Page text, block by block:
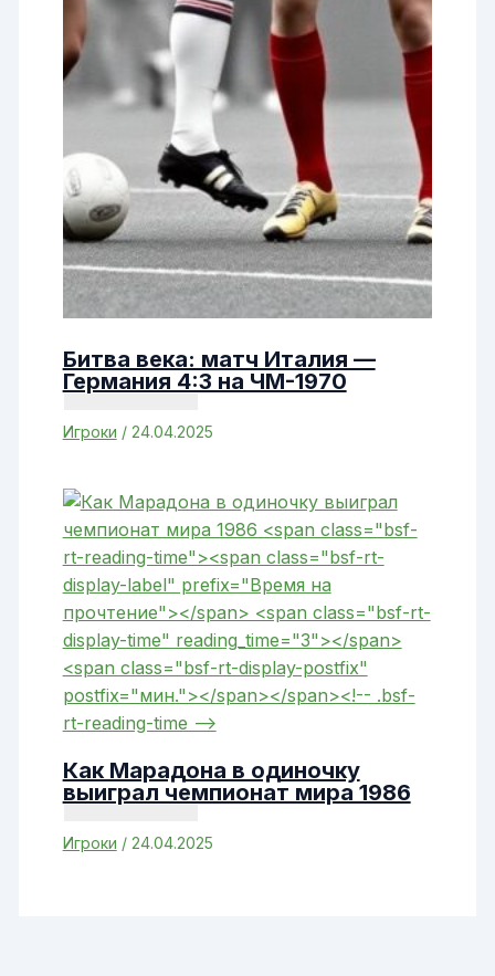
Битва века: матч Италия —
Германия 4:3 на ЧМ-1970
Игроки / 24.04.2025
Как Марадона в одиночку
выиграл чемпионат мира 1986
Игроки / 24.04.2025